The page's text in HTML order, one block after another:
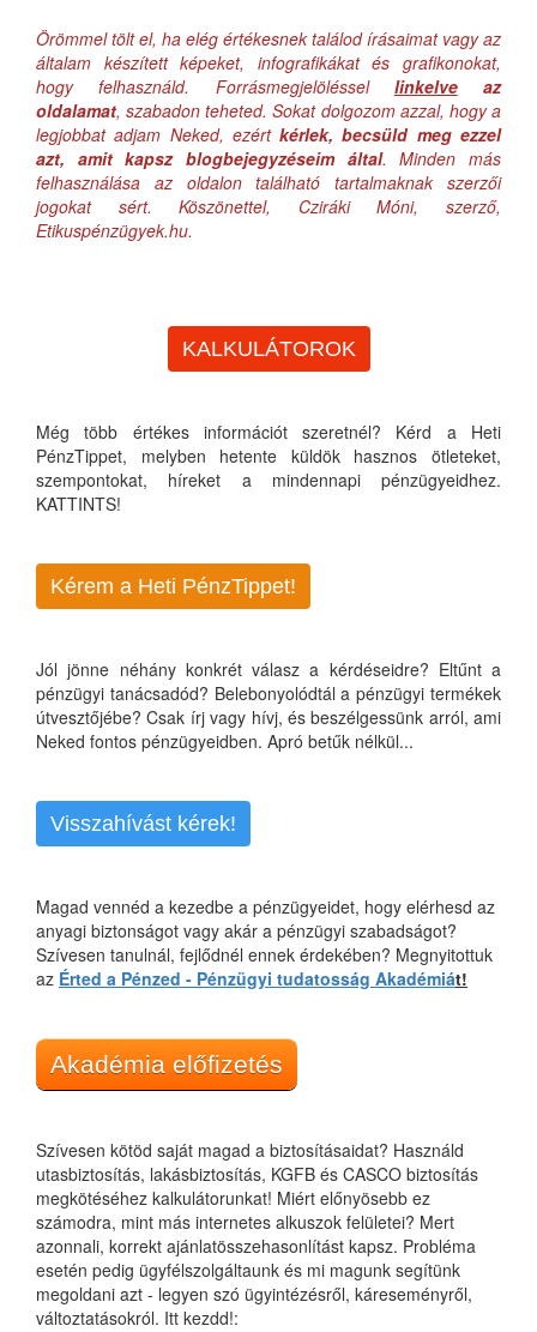
Örömmel tölt el, ha elég értékesnek találod írásaimat vagy az
általam készített képeket, infografikákat és grafikonokat,
hogy felhasználd. Forrásmegjelöléssel linkelveaz
oldalamat, szabadon teheted. Sokat dolgozom azzal, hogy a
legjobbat adjam Neked, ezértkérlek, becsüld meg ezzel
azt, amit kapsz blogbejegyzéseim által. Minden más
felhasználása az oldalon található tartalmaknak szerzői
jogokat sért. Köszönettel, Cziráki Móni, szerző,
Etikuspénzügyek.hu.
KALKULÁTOROK
Még több értékes információt szeretnél? Kérd a Heti
PénzTippet, melyben hetente küldök hasznos ötleteket,
szempontokat, híreket a mindennapi pénzügyeidhez.
KATTINTS!
Kérem a Heti PénzTippet!
Jól jönne néhány konkrét válasz a kérdéseidre? Eltűnt a
pénzügyi tanácsadód? Belebonyolódtál a pénzügyi termékek
útvesztőjébe? Csak írj vagy hívj, és beszélgessünk arról, ami
Neked fontos pénzügyeidben. Apró betűk nélkül...
Visszahívást kérek!
Magad vennéd a kezedbe a pénzügyeidet, hogy elérhesd az
anyagi biztonságot vagy akár a pénzügyi szabadságot?
Szívesen tanulnál, fejlődnél ennek érdekében? Megnyitottuk
az Érted a Pénzed - Pénzügyi tudatosság Akadémiát!
Akadémia előfizetés
Szívesen kötöd saját magad a biztosításaidat? Használd
utasbiztosítás, lakásbiztosítás, KGFB és CASCO biztosítás
megkötéséhez kalkulátorunkat! Miért előnyösebb ez
számodra, mint más internetes alkuszok felületei? Mert
azonnali, korrekt ajánlatösszehasonlítást kapsz. Probléma
esetén pedig ügyfélszolgáltaunk és mi magunk segítünk
megoldani azt - legyen szó ügyintézésről, káreseményről,
változtatásokról. Itt kezdd!: